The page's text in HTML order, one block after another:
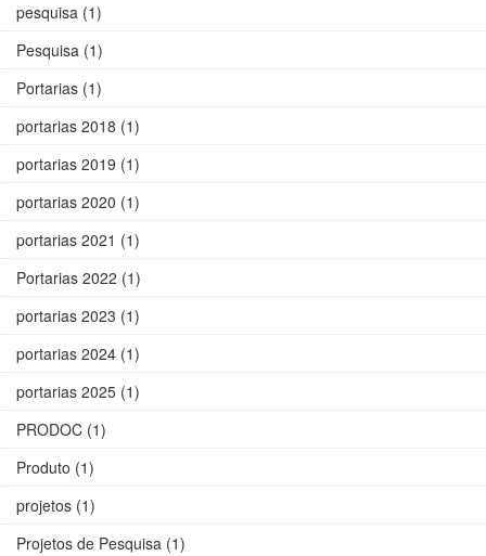
pesquisa (1)
Pesquisa (1)
Portarias (1)
portarias 2018 (1)
portarias 2019 (1)
portarias 2020 (1)
portarias 2021 (1)
Portarias 2022 (1)
portarias 2023 (1)
portarias 2024 (1)
portarias 2025 (1)
PRODOC (1)
Produto (1)
projetos (1)
Projetos de Pesquisa (1)